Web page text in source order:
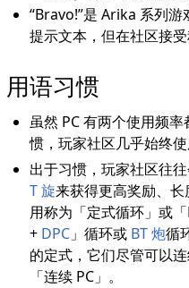
“Bravo!”是 Arika 系列游
提示文本，但在社区接受
用语习惯
虽然 PC 有两个使用频
惯，玩家社区几乎始终使
出于习惯，玩家社区往
T 旋来获得更高奖励、
用称为「定式循环」或
+ DPC」循环或 BT 炮循
的定式，它们尽管可以
「连续 PC」。